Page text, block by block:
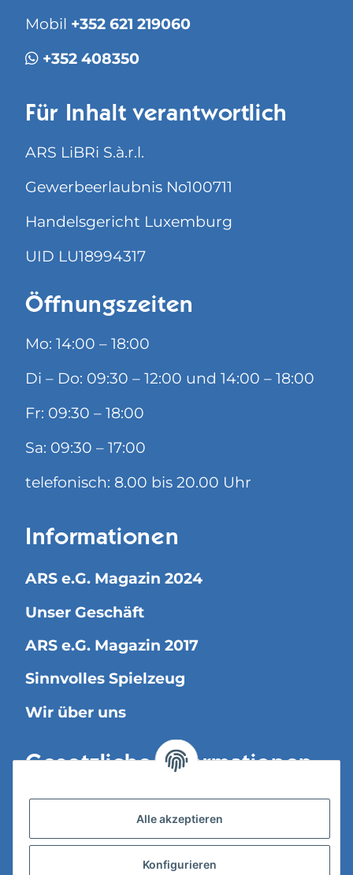
Mobil +352 621 219060
+352 408350
Für Inhalt verantwortlich
ARS LiBRi S.à.r.l.
Gewerbeerlaubnis No100711
Handelsgericht Luxemburg
UID LU18994317
Öffnungszeiten
Mo: 14:00 – 18:00
Di – Do: 09:30 – 12:00 und 14:00 – 18:00
Fr: 09:30 – 18:00
Sa: 09:30 – 17:00
telefonisch: 8.00 bis 20.00 Uhr
Informationen
ARS e.G. Magazin 2024
Unser Geschäft
ARS e.G. Magazin 2017
Sinnvolles Spielzeug
Wir über uns
Gesetzliche Informationen
Versandinformationen
Datenschutz
Alle akzeptieren
Konfigurieren